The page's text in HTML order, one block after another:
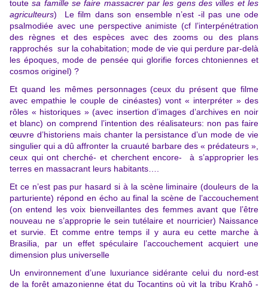
toutesa famille se faire massacrer par les gens des villes et les
agriculteurs) Le film dans son ensemble n’est -il pas une ode
psalmodiée avec une perspective animiste (cf l’interpénétration
des règnes et des espèces avec des zooms ou des plans
rapprochés sur la cohabitation; mode de vie qui perdure par-delà
les époques, mode de pensée qui glorifie forces chtoniennes et
cosmos originel) ?
Et quand les mêmes personnages (ceux du présent que filme
avec empathie le couple de cinéastes) vont « interpréter » des
rôles « historiques » (avec insertion d’images d’archives en noir
et blanc) on comprend l’intention des réalisateurs: non pas faire
œuvre d’historiens mais chanter la persistance d’un mode de vie
singulier qui a dû affronter la cruauté barbare des « prédateurs »,
ceux qui ont cherché- et cherchent encore- à s’approprier les
terres en massacrant leurs habitants….
Et ce n’est pas pur hasard si à la scène liminaire (douleurs de la
parturiente) répond en écho au final la scène de l’accouchement
(on entend les voix bienveillantes des femmes avant que l’être
nouveau ne s’approprie le sein tutélaire et nourricier) Naissance
et survie. Et comme entre temps il y aura eu cette marche à
Brasilia, par un effet spéculaire l’accouchement acquiert une
dimension plus universelle
Un environnement d’une luxuriance sidérante celui du nord-est
de la forêt amazonienne état du Tocantins où vit la tribu Krahô -